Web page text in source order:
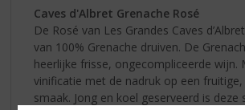
Caves d'Albret Grenache Rosé
De Rosé van Les Grandes Caves
van 100% Grenache druiven. De
heerlijke frisse, ongecompliceerde wijn.
vinificatie met de nadruk op een fruitige,
smaak. Jong en koel geserveerd is deze